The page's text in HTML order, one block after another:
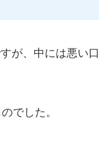
が、中には悪い
でした。